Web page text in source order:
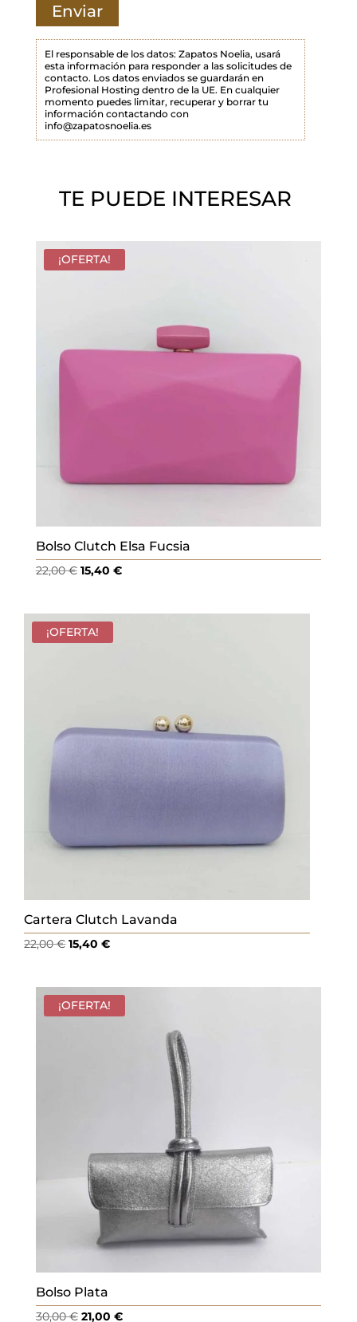
m
p
o
v
a
c
El responsable de los datos: Zapatos Noelia, usará
esta información para responder a las solicitudes de
contacto. Los datos enviados se guardarán en
Profesional Hosting dentro de la UE. En cualquier
momento puedes limitar, recuperar y borrar tu
información contactando con
info@zapatosnoelia.es
TE PUEDE INTERESAR
¡OFERTA!
Bolso Clutch Elsa Fucsia
22,00€ El
original
era:
15,40 €El
actual
¡OFERTA!
Cartera Clutch Lavanda
22,00€El
original
era:
15,40€El
actual
es:
¡OFERTA!
Bolso Plata
30,00€ El
21,00 €El